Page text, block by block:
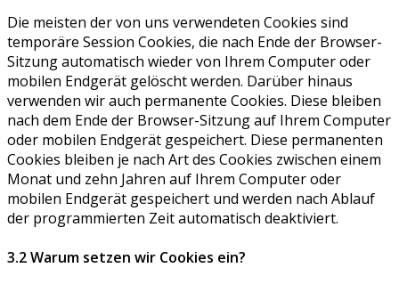
Die meisten der von uns verwendeten Cookies sind
temporäre Session Cookies, die nach Ende der Browser-
Sitzung automatisch wieder von Ihrem Computer oder
mobilen Endgerät gelöscht werden. Darüber hinaus
verwenden wir auch permanente Cookies. Diese bleiben
nach dem Ende der Browser-Sitzung auf Ihrem Computer
oder mobilen Endgerät gespeichert. Diese permanenten
Cookies bleiben je nach Art des Cookies zwischen einem
Monat und zehn Jahren auf Ihrem Computer oder
mobilen Endgerät gespeichert und werden nach Ablauf
der programmierten Zeit automatisch deaktiviert.
3.2 Warum setzen wir Cookies ein?